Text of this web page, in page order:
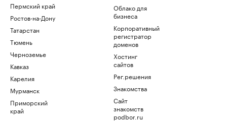
Пермский край
Ростов-на-Дону
Татарстан
Тюмень
Черноземье
Кавказ
Карелия
Мурманск
Приморский
край
Облако для
бизнеса
Корпоративный
регистратор
доменов
Хостинг
сайтов
Рег.решения
Знакомства
Сайт
знакомств
podbor.ru